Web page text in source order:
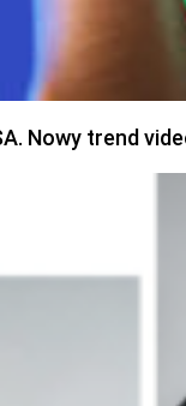
Nowy trend